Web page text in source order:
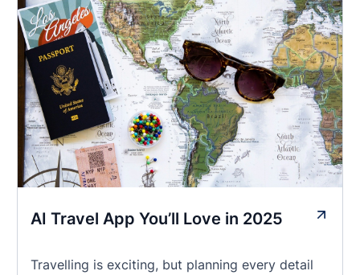
AI Travel App You’ll Love in 2025
Travelling is exciting, but planning every detail